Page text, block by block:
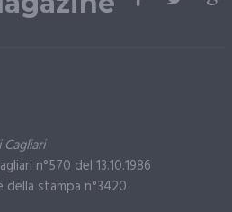
n°570 del 13.10.1986
della stampa n°3420